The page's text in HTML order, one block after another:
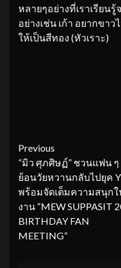
หลายๆอย่างที่เราเรียนรู้
อย่างเช่น เก้า อยากขา
ให้เป็นสีทอง (หัวเราะ)
Continue
Reading
Previous
“มิว ศุภศิษฏ์” ชวนแฟน ๆ
ย้อนวัยหวานกลับไปยุค
พร้อมจัดเต็มความสนุก
งาน “MEW SUPPASIT
BIRTHDAY FAN
MEETING”